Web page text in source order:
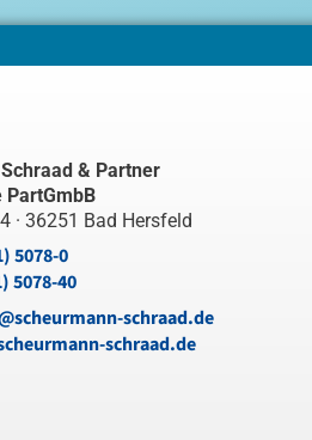
& Partner
PartGmbB
· 36251 Bad Hersfeld
5078-0
5078-40
schraad.de
schraad.de